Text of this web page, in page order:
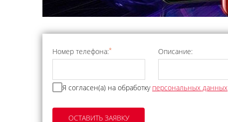
Номер телефона:* Описание:
Я согласен(а) на обработку персональных данных